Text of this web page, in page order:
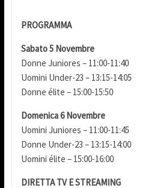
PROGRAMMA
Sabato 5 Novembre
Donne Juniores – 11:00-11:40
Uomini Under-23 – 13:15-14:05
Donne élite – 15:00-15:50
Domenica 6 Novembre
Uomini Juniores – 11:00-11:45
Donne Under-23 – 13:15-14:00
Uomini élite – 15:00-16:00
DIRETTA TV E STREAMING